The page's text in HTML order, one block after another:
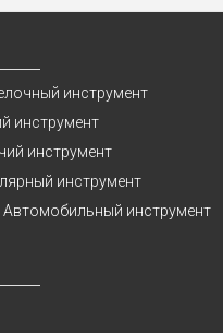
инструмент
инструмент
инструмент
инструмент
Автомобильный инструмент